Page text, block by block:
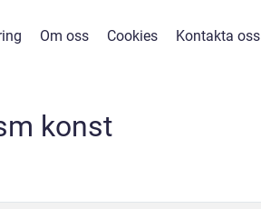
Om oss Cookies Kontakta oss
konst